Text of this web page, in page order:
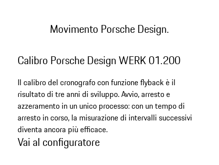
Movimento Porsche Design.
Calibro Porsche Design WERK 01.200
Il calibro del cronografo con funzione flyback è il
risultato di tre anni di sviluppo. Avvio, arresto e
azzeramento in un unico processo: con un tempo di
arresto in corso, la misurazione di intervalli successivi
diventa ancora più efficace.
Vai al configuratore